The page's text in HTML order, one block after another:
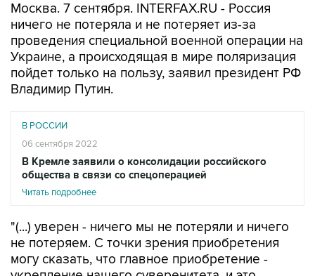
Москва. 7 сентября. INTERFAX.RU - Россия
ничего не потеряла и не потеряет из-за
проведения специальной военной операции на
Украине, а происходящая в мире поляризация
пойдет только на пользу, заявил президент РФ
Владимир Путин.
В РОССИИ
06 сентября 2022
В Кремле заявили о консолидации российского
общества в связи со спецоперацией
Читать подробнее
"(...) уверен - ничего мы не потеряли и ничего
не потеряем. С точки зрения приобретения
могу сказать, что главное приобретение -